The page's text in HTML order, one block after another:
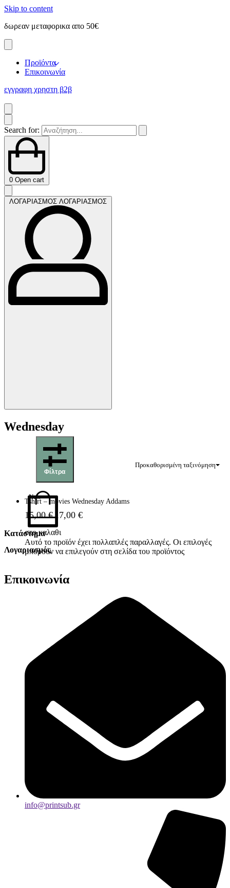
Skip to content
δωρεαν μεταφορικα απο 50€
Προϊόντα
Επικοινωνία
εγγραφη χρηστη β2β
Search for:
0 Open cart
ΛΟΓΑΡΙΑΣΜΟΣ ΛΟΓΑΡΙΑΣΜΟΣ
Wednesday
Προκαθορισμένη ταξινόμηση
Φίλτρα
New
στο καλαθι
Αυτό το προϊόν έχει πολλαπλές παραλλαγές. Οι επιλογές
μπορούν να επιλεγούν στη σελίδα του προϊόντος
Tshirt – movies Wednesday Addams
15,00€17,00€
Κατάστημα
Όροι Χρήσης
Αλλαγές & Επιστροφές
Συναλλαγές
Λογαριασμός
Παραγγελίες
Επικοινωνία
info@printsub.gr